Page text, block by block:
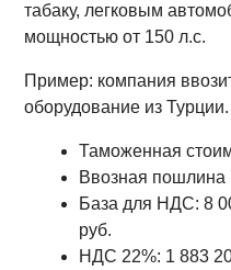
табаку, легковым
мощностью от 150 л.с.
Пример: компания
оборудование из Турции.
Таможенная
Ввозная пошлина
База для НДС: 8
руб.
НДС 22%: 1 883